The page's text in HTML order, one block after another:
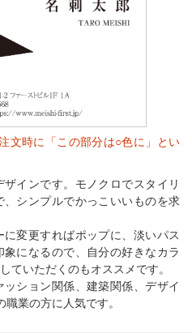
文時に「この部分は○色に」とい
インです。モノクロでスタイリ
シンプルでかっこいいものを求
変更すればポップに、淡いパス
になるので、自分の好きなカラ
ていただくのもオススメです。
ション関係、建築関係、デザイ
業の方に人気です。